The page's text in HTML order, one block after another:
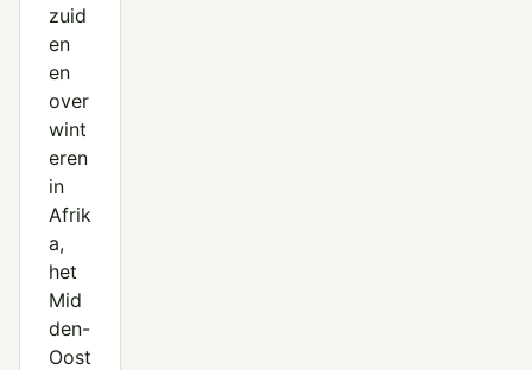
zuid
en
en
over
wint
eren
in
Afrik
a,
het
Mid
den-
Oost